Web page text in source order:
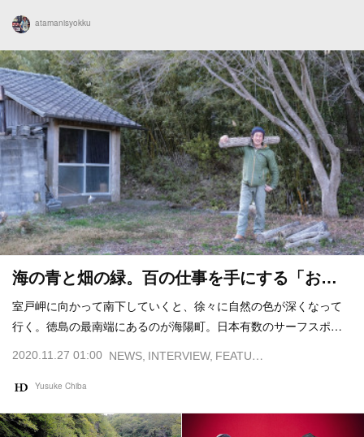
atamanisyokku
海の青と畑の緑。百の仕事を手にする「お…
室戸岬に向かって南下していくと、徐々に自然の色が深くなって
行く。徳島の最南端にあるのが海陽町。日本有数のサーフスポ…
2020.11.27 01:00 NEWS INTERVIEW FEATURE
Yusuke Chiba